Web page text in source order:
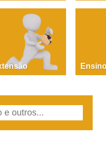
PAOLA
Dire, fare, partire!